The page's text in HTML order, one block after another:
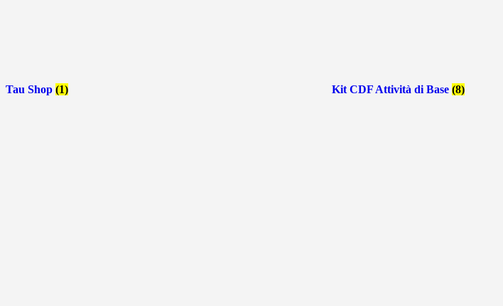
Tau Shop (1) Kit CDF Attività di Base (8)